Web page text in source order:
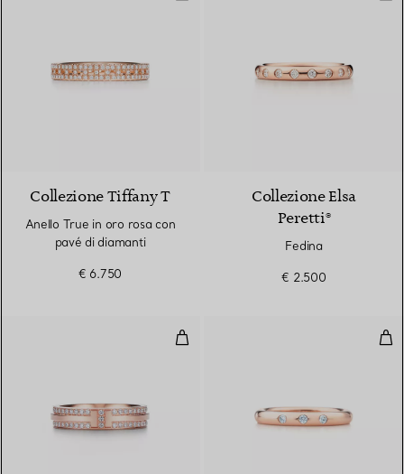
Collezione Tiffany T
Anello True in oro rosa con
pavé di diamanti
€ 6.750
Collezione Elsa
Peretti®
Fedina
€ 2.500
Anello con pavé di diamanti in